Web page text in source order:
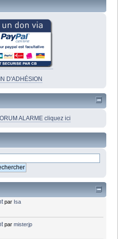
D'ADHÉSION
ALARME cliquez ici
par Isa
parmisterjp